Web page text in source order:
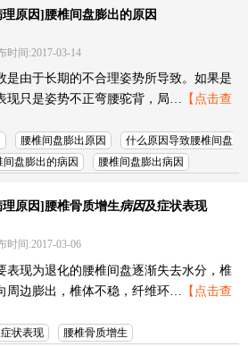
理原因]腰椎间盘膨出的原因
时间:2017-03-14
是由于长期的不合理姿势所导致。如果是
现只是姿势不正弯腰驼背，局… 【点击查
腰椎间盘膨出原因
什么原因导致腰椎间盘
间盘膨出的病因 腰椎间盘膨出病因
理原因]腰椎骨质增生病因及症状表现
时间:2017-03-06
表现为退化的腰椎间盘逐渐失去水分，椎
周边膨出，椎体不稳，纤维环…
【点击查
状表现 腰椎骨质增生